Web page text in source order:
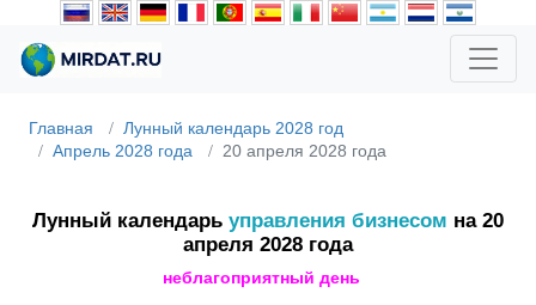
Главная
Лунный календарь 2028 год
Апрель 2028 года
20 апреля 2028 года
Лунный календарь управления бизнесом на 20
апреля 2028 года
неблагоприятный день